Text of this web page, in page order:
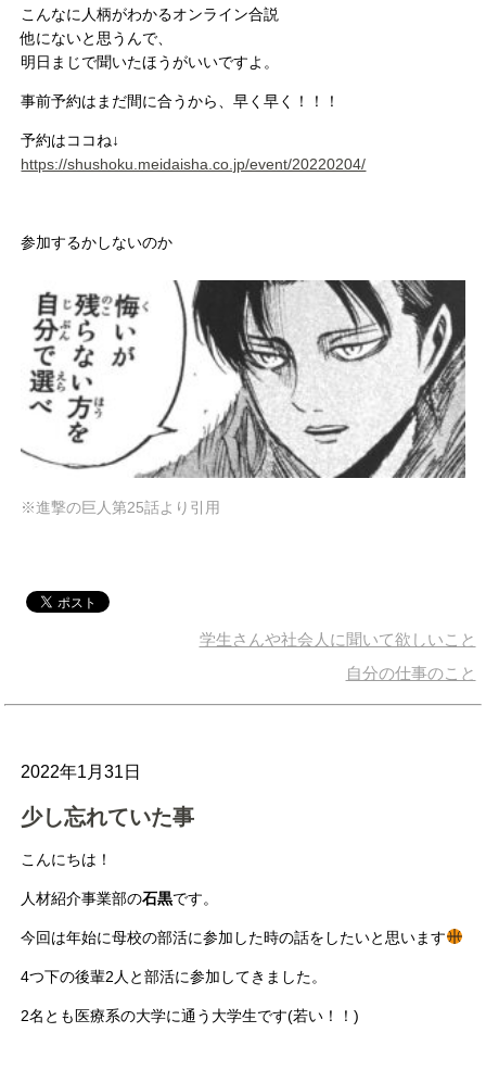
こんなに人柄がわかるオンライン合説
他にないと思うんで、
明日まじで聞いたほうがいいですよ。
事前予約はまだ間に合うから、早く早く！！！
予約はココね↓
https://shushoku.meidaisha.co.jp/event/20220204/
参加するかしないのか
※進撃の巨人第25話より引用
学生さんや社会人に聞いて欲しいこと
自分の仕事のこと
2022年1月31日
少し忘れていた事
こんにちは！
人材紹介事業部の石黒です。
今回は年始に母校の部活に参加した時の話をしたいと思います
4つ下の後輩2人と部活に参加してきました。
2名とも医療系の大学に通う大学生です(若い！！)